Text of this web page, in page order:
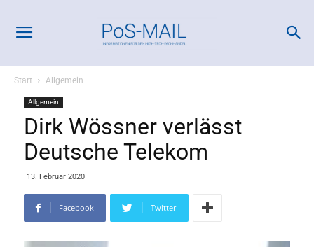
Start Allgemein
Allgemein
Dirk Wössner verlässt
Deutsche Telekom
13. Februar 2020
Facebook Twitter